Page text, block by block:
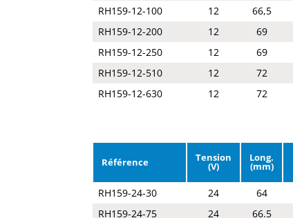
RH159-12-100
12 66,5
RH159-12-200
12 69
RH159-12-250
12 69
RH159-12-510
12 72
RH159-12-630
12 72
Référence Tension
(V)
Long.
(mm)
RH159-24-30 24 64
RH159-24-75
24 66.5